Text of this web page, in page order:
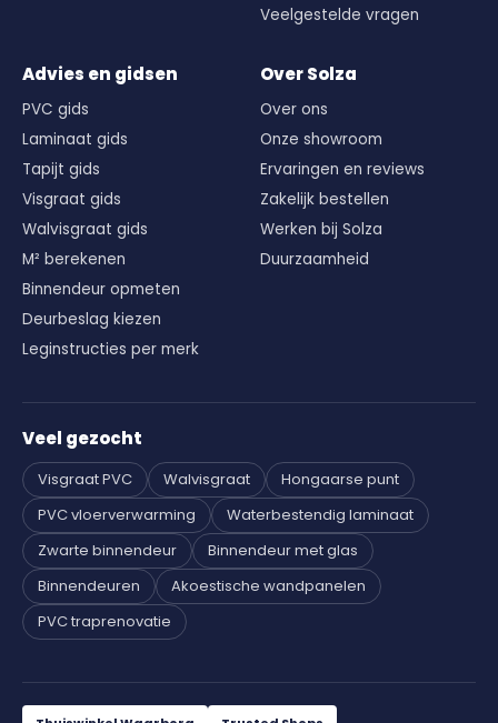
Veelgestelde vragen
Advies en gidsen
PVC gids
Laminaat gids
Tapijt gids
Visgraat gids
Walvisgraat gids
M² berekenen
Binnendeur opmeten
Deurbeslag kiezen
Leginstructies per merk
Over Solza
Over ons
Onze showroom
Ervaringen en reviews
Zakelijk bestellen
Werken bij Solza
Duurzaamheid
Veel gezocht
Visgraat PVC Walvisgraat
Hongaarse punt
PVC vloerverwarming
Waterbestendig laminaat
Zwarte binnendeur
Binnendeur met glas
Binnendeuren
Akoestische wandpanelen
PVC traprenovatie